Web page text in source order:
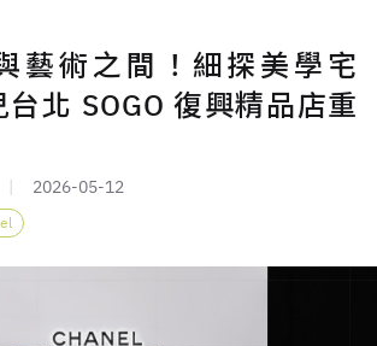
藝術之間！細探美學宅
北 SOGO 復興精品店重
2026-05-12